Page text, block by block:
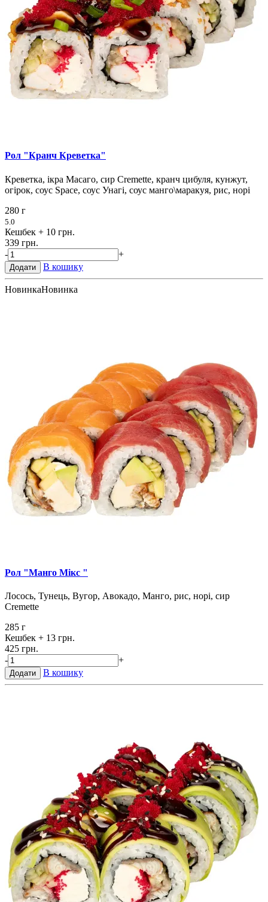
Рол "Кранч Креветка"
Креветка, ікра Масаго, сир Cremette, кранч цибуля, кунжут,
огірок, соус Space, соус Унагі, соус манго\маракуя, рис, норі
280 г
5.0
Кешбек + 10 грн.
339 грн.
-
+
Додати В кошику
НовинкаНовинка
Рол "Манго Mікс "
Лосось, Тунець, Вугор, Авокадо, Манго, рис, норі, сир
Cremette
285 г
Кешбек + 13 грн.
425 грн.
-
+
Додати В кошику